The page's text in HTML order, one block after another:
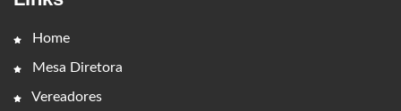
Home
Mesa Diretora
Vereadores